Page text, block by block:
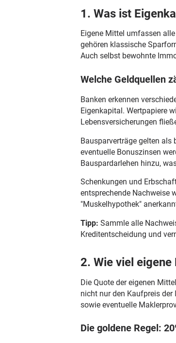
1. Was ist
Eigene Mittel umfassen
gehören klassische
Auch selbst bewohnte
Welche Geldquellen
Banken erkennen
Eigenkapital. Wertpapiere
Lebensversicherungen
Bausparverträge gelten
eventuelle Bonuszinsen
Bauspardarlehen hinzu,
Schenkungen und
entsprechende Nachweise
"Muskelhypothek"
Tipp: Sammle alle
Kreditentscheidung und
2. Wie viel
Die Quote der eigenen
nicht nur den Kaufpreis der
sowie eventuelle
Die goldene Regel: